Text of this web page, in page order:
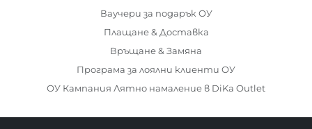
Ваучери за подарък ОУ
Плащане & Доставка
Връщане & Замяна
Програма за лоялни клиенти ОУ
ОУ Кампания Лятно намаление в DiKa Outlet